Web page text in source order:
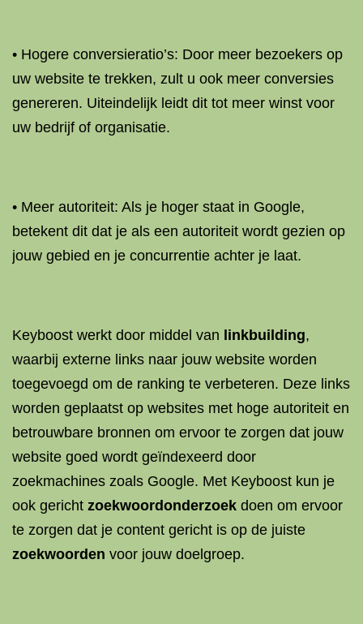
• Hogere conversieratio’s: Door meer bezoekers op
uw website te trekken, zult u ook meer conversies
genereren. Uiteindelijk leidt dit tot meer winst voor
uw bedrijf of organisatie.
• Meer autoriteit: Als je hoger staat in Google,
betekent dit dat je als een autoriteit wordt gezien op
jouw gebied en je concurrentie achter je laat.
Keyboost werkt door middel van linkbuilding,
waarbij externe links naar jouw website worden
toegevoegd om de ranking te verbeteren. Deze links
worden geplaatst op websites met hoge autoriteit en
betrouwbare bronnen om ervoor te zorgen dat jouw
website goed wordt geïndexeerd door
zoekmachines zoals Google. Met Keyboost kun je
ook gericht zoekwoordonderzoek doen om ervoor
te zorgen dat je content gericht is op de juiste
zoekwoorden voor jouw doelgroep.